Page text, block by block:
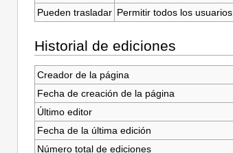
Pueden trasladar Permitir todos los usuarios
Historial de ediciones
Creador de la página
Fecha de creación de la página
Último editor
Fecha de la última edición
Número total de ediciones